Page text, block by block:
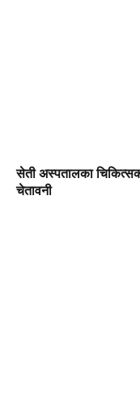
सेती अस्पतालका चिकित्सक
चेतावनी